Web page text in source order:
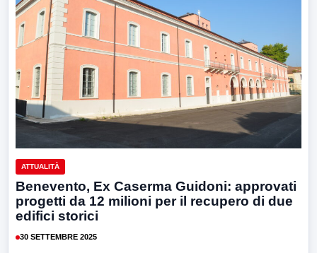
ATTUALITÀ
Benevento, Ex Caserma Guidoni: approvati
progetti da 12 milioni per il recupero di due
edifici storici
30 SETTEMBRE 2025